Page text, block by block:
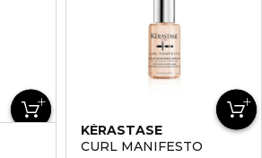
KÉRASTASE
CURL MANIFESTO